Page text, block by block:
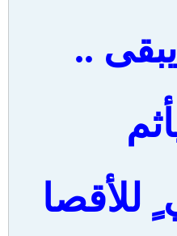
..
للأقصا